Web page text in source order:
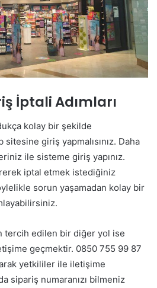
İptali Adımları
kolay bir şekilde
giriş yapmalısınız. Daha
ile sisteme giriş yapınız.
iptal etmek istediğiniz
sorun yaşamadan kolay bir
tercih edilen bir diğer yol ise
geçmektir. 0850 755 99 87
yetkililer ile iletişime
sipariş numaranızı bilmeniz